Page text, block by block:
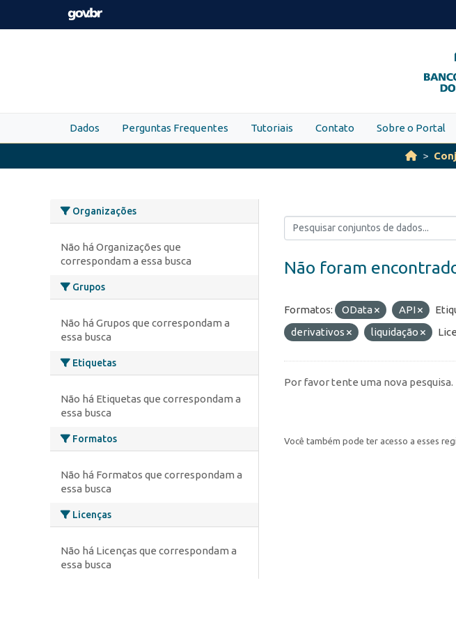
Skip to main content
Dados Perguntas Frequentes Tutoriais Contato Sobre o Portal
Organizações
Não há Organizações que
correspondam a essa busca
Grupos
Não há Grupos que correspondam a
essa busca
Etiquetas
Não há Etiquetas que correspondam a
essa busca
Formatos
Não há Formatos que correspondam a
essa busca
Licenças
Não há Licenças que correspondam a
essa busca
Não foram
Formatos: OData API
derivativos
liquidação
Por favor tente uma nova pesquisa.
Você também pode ter acesso a esses